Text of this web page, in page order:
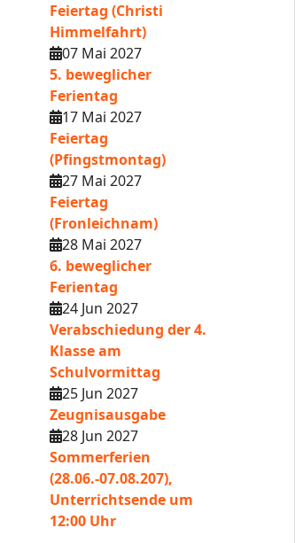
Feiertag (Christi
Himmelfahrt)
07 Mai 2027
5. beweglicher
Ferientag
17 Mai 2027
Feiertag
(Pfingstmontag)
27 Mai 2027
Feiertag
(Fronleichnam)
28 Mai 2027
6. beweglicher
Ferientag
24 Jun 2027
Verabschiedung der 4.
Klasse am
Schulvormittag
25 Jun 2027
Zeugnisausgabe
28 Jun 2027
Sommerferien
(28.06.-07.08.207),
Unterrichtsende um
12:00 Uhr